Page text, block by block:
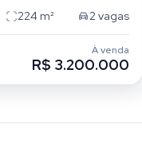
224 m² 2vagas
À venda
R$ 3.200.000